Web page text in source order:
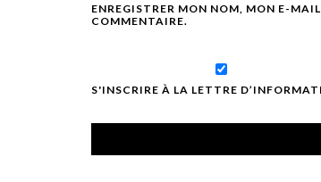
ENREGISTRER MON NOM, MON E-
COMMENTAIRE.
S'INSCRIRE À LA LETTRE